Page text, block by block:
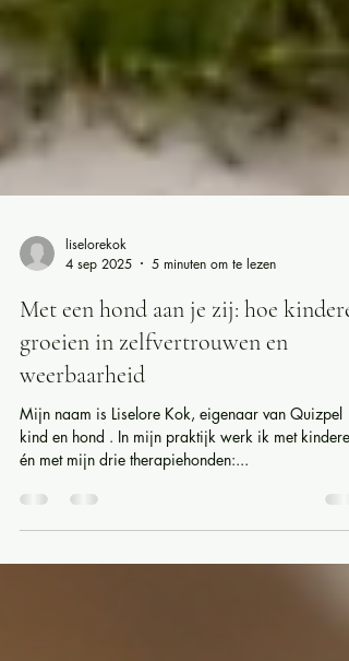
liselorekok
5 minuten om te lezen
Met een hond aan je zij: hoe
groeien in zelfvertrouwen en
weerbaarheid
Mijn naam is Liselore Kok, eigenaar van Quizpel
kind en hond . In mijn praktijk werk ik met kinderen